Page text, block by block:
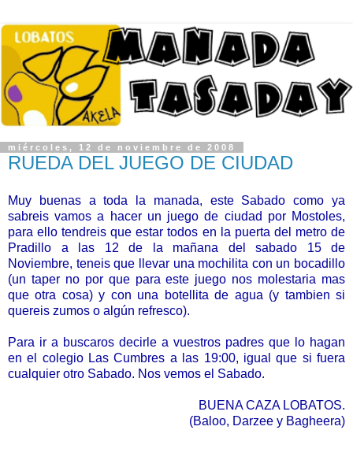
miércoles, 12 de noviembre de 2008
RUEDA DEL JUEGO DE CIUDAD
Muy buenas a toda la manada, este Sabado como ya
sabreis vamos a hacer un juego de ciudad por Mostoles,
para ello tendreis que estar todos en la puerta del metro de
Pradillo a las 12 de la mañana del sabado 15 de
Noviembre, teneis que llevar una mochilita con un bocadillo
(un taper no por que para este juego nos molestaria mas
que otra cosa) y con una botellita de agua (y tambien si
quereis zumos o algún refresco).
Para ir a buscaros decirle a vuestros padres que lo hagan
en el colegio Las Cumbres a las 19:00, igual que si fuera
cualquier otro Sabado. Nos vemos el Sabado.
BUENA CAZA LOBATOS.
(Baloo, Darzee y Bagheera)